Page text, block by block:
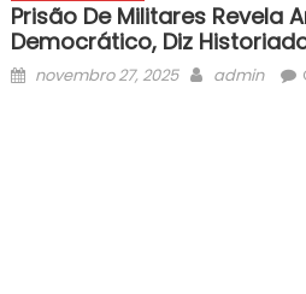
Prisão De Militares Revela
Democrático, Diz
Posted
novembro 27, 2025 Author
admin